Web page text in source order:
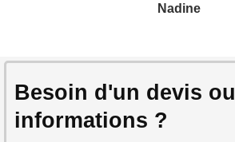
Nadine
Besoin d'un devis ou
informations ?